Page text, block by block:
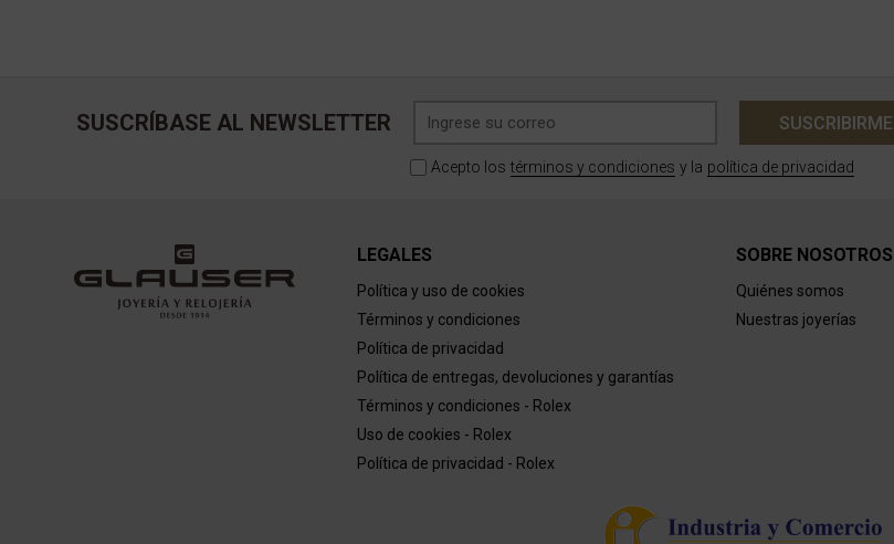
SUSCRÍBASE AL NEWSLETTER SUSCRIBIRME
Acepto los términos y condiciones y la política de privacidad
LEGALES
Política y uso de cookies
Términos y condiciones
Política de privacidad
Política de entregas, devoluciones y garantías
Términos y condiciones - Rolex
Uso de cookies - Rolex
Política de privacidad - Rolex
SOBRE NOSOTROS
Quiénes somos
Nuestras joyerías